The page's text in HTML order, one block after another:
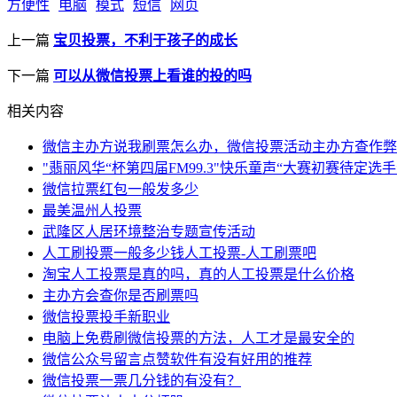
方便性 电脑 模式 短信 网页
上一篇 宝贝投票，不利于孩子的成长
下一篇 可以从微信投票上看谁的投的吗
相关内容
微信主办方说我刷票怎么办，微信投票活动主办方查作
"翡丽风华“杯第四届FM99.3"快乐童声“大赛初赛待定选
微信拉票红包一般发多少
最美温州人投票
武隆区人居环境整治专题宣传活动
人工刷投票一般多少钱人工投票-人工刷票吧
淘宝人工投票是真的吗，真的人工投票是什么价格
主办方会查你是否刷票吗
微信投票投手新职业
电脑上免费刷微信投票的方法，人工才是最安全的
微信公众号留言点赞软件有没有好用的推荐
微信投票一票几分钱的有没有？